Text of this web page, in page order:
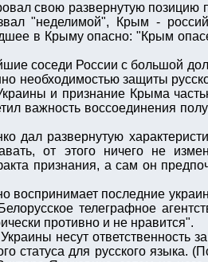
свою развернутую
"неделимой", Крым -
в Крыму опасно: "Крым
соседи России с большой
необходимостью защиты
и признание Крыма
важность воссоединения
дал развернутую
от этого ничего не
признания, а сам он
воспринимает последние
телеграфное
противно и не нравится".
несут ответственность
статуса для русского языка.